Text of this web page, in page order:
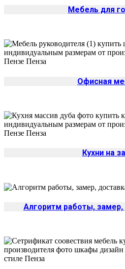
Мебель для
Офисная
Кухни на
Алгоритм работы, замер,